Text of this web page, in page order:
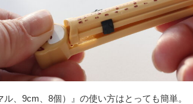
ル、9cm、8個）』の使い方はとっても簡単。